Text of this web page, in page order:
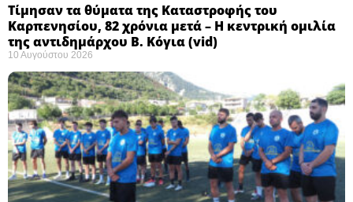
Τίμησαν τα θύματα της Καταστροφής του
Καρπενησίου, 82 χρόνια μετά – Η κεντρική ομιλία
της αντιδημάρχου Β. Κόγια (vid)
10 Αυγούστου 2026